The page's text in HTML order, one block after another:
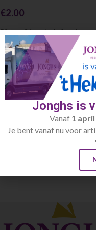
€2.00
52cm x 34cm
Toevoegen aan
Artikelnummer: 439
Categorie:
Schalen / kommen
Beschrijving
Jonghs is
Vanaf 1 april
Je bent vanaf nu voor